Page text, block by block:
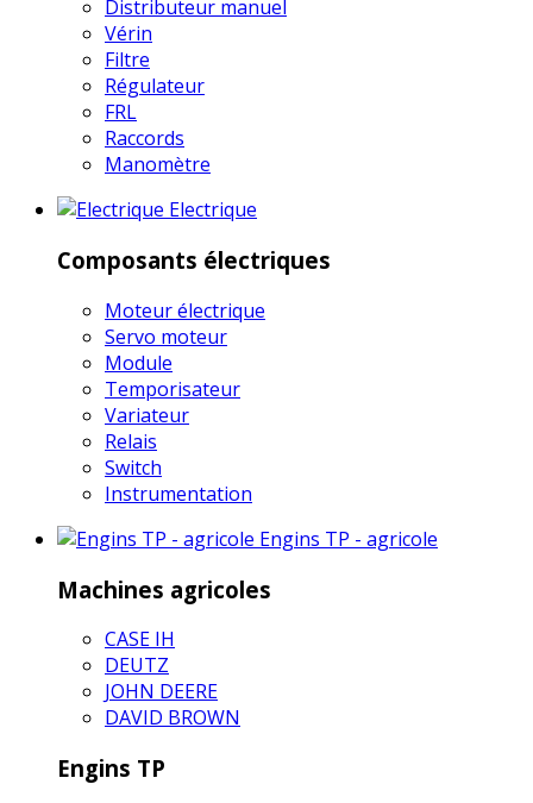
Distributeur manuel
Vérin
Filtre
Régulateur
FRL
Raccords
Manomètre
Electrique
Composants électriques
Moteur électrique
Servo moteur
Module
Temporisateur
Variateur
Relais
Switch
Instrumentation
Engins TP - agricole
Machines agricoles
CASE IH
DEUTZ
JOHN DEERE
DAVID BROWN
Engins TP